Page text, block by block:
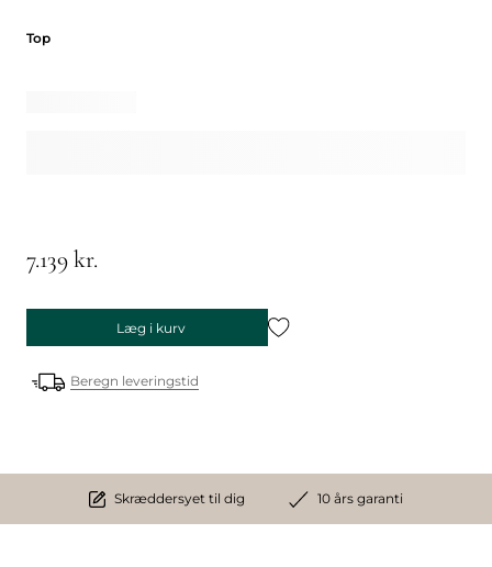
Top
7.139 kr.
Læg i kurv
Beregn leveringstid
Skræddersyet til dig 10 års garanti